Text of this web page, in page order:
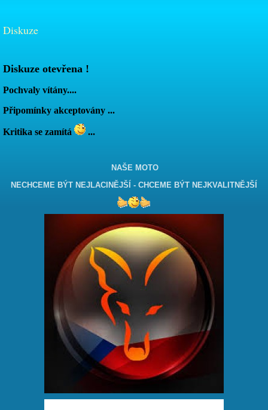
Diskuze
Diskuze otevřena !
Pochvaly vítány....
Připomínky akceptovány ...
Kritika se zamítá ...
NAŠE MOTO
NECHCEME BÝT NEJLACINĚJŠÍ - CHCEME BÝT NEJKVALITNĚJŠÍ